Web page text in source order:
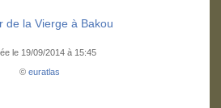
de la Vierge à Bakou
le 19/09/2014 à 15:45
© euratlas